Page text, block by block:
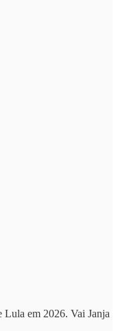
Lula em 2026. Vai Janja